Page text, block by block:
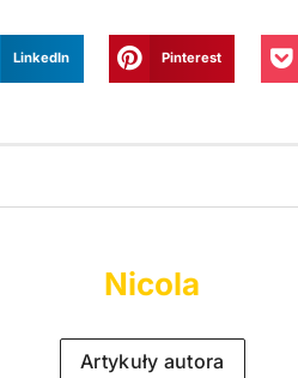
LinkedIn Pinterest
Nicola
Artykuły autora